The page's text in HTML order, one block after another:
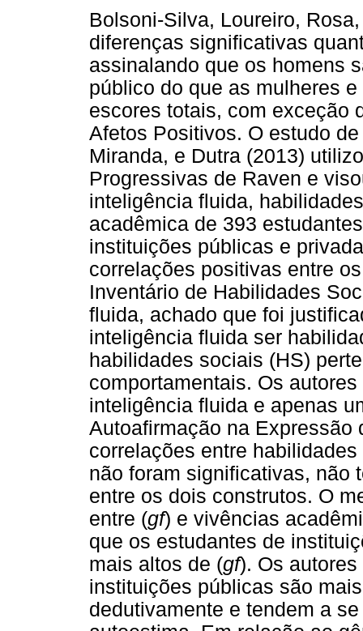
Bolsoni-Silva, Loureiro,
diferenças significativas
assinalando que os homens
público do que as mulheres
escores totais, com exceção
Afetos Positivos. O estudo
Miranda, e Dutra (2013)
Progressivas de Raven e
inteligência fluida,
acadêmica de 393
instituições públicas e
correlações positivas entre
Inventário de Habilidades
fluida, achado que foi
inteligência fluida ser
habilidades sociais (HS)
comportamentais. Os
inteligência fluida e apenas
Autoafirmação na Expressão
correlações entre
não foram significativas, não
entre os dois construtos. O
entre (gf) e vivências
que os estudantes de
mais altos de (gf). Os
instituições públicas são
dedutivamente e tendem a